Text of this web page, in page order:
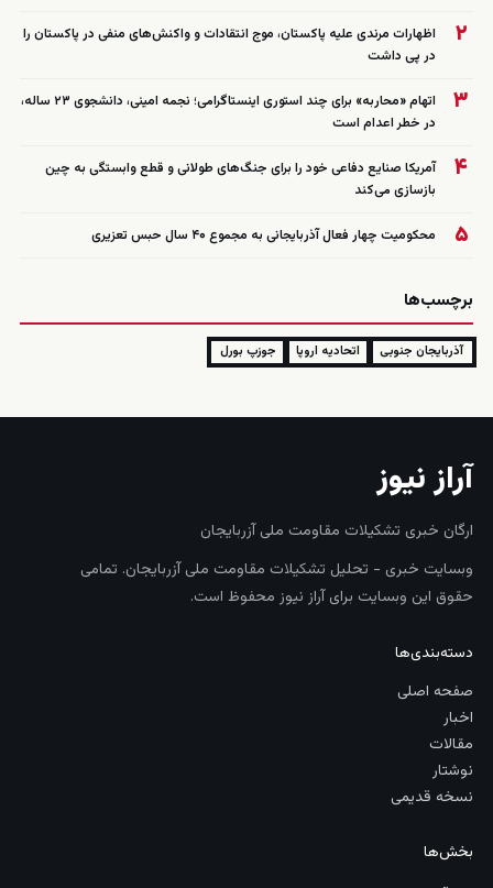
۲
اظهارات مرندی علیه پاکستان، موج انتقادات و واکنش‌های منفی در پاکستان را
در پی داشت
۳
اتهام «محاربه» برای چند استوری اینستاگرامی؛ نجمه امینی، دانشجوی ۲۳ ساله،
در خطر اعدام است
۴
آمریکا صنایع دفاعی خود را برای جنگ‌های طولانی و قطع وابستگی به چین
بازسازی می‌کند
۵ محکومیت چهار فعال آذربایجانی به مجموع ۴۰ سال حبس تعزیری
برچسب‌ها
آذربایجان جنوبی اتحادیه اروپا جوزپ بورل
آراز نیوز
ارگان خبری تشکیلات مقاومت ملی آزربایجان
وبسایت خبری - تحلیل تشکیلات مقاومت ملی آزربایجان. تمامی
حقوق این وبسایت برای آراز نیوز محفوظ است.
دسته‌بندی‌ها
صفحه اصلی
اخبار
مقالات
نوشتار
نسخه قدیمی
بخش‌ها